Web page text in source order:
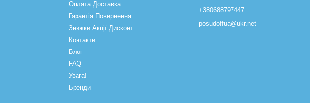
Оплата Доставка
Гарантія Повернення
Знижки Акції Дисконт
Контакти
Блог
FAQ
Увага!
Бренди
+380688797447
posudoffua@ukr.net